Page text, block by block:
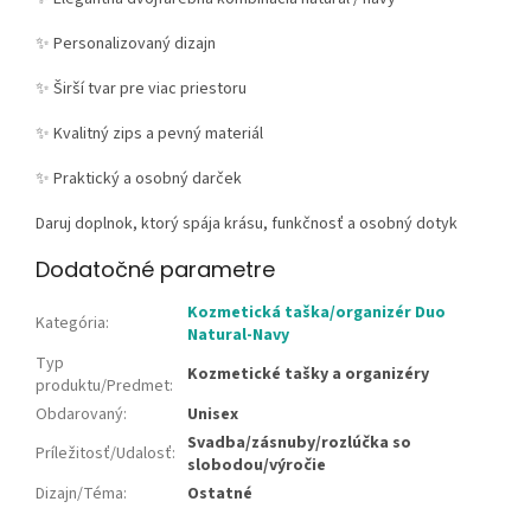
✨ Personalizovaný dizajn
✨ Širší tvar pre viac priestoru
✨ Kvalitný zips a pevný materiál
✨ Praktický a osobný darček
Daruj doplnok, ktorý spája krásu, funkčnosť a osobný dotyk
Dodatočné parametre
Kategória:
Kozmetická taška/organizér Duo
Natural-Navy
Typ
produktu/Predmet:
Kozmetické tašky a organizéry
Obdarovaný:
Unisex
Príležitosť/Udalosť: Svadba/zásnuby/rozlúčka so
slobodou/výročie
Dizajn/Téma:
Ostatné